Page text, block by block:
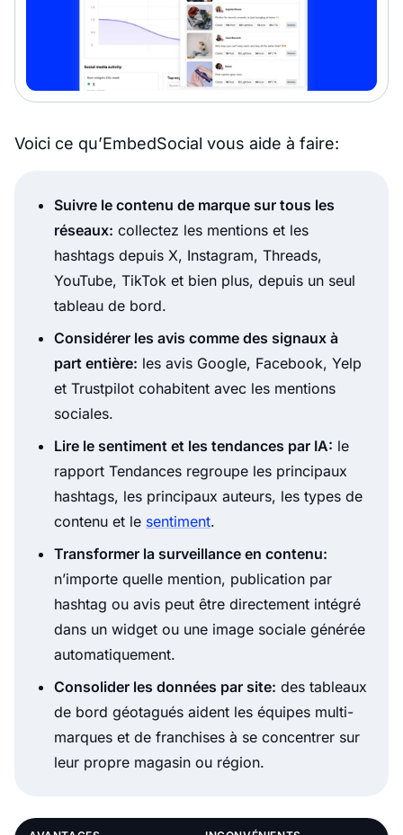
Voici ce qu’EmbedSocial vous aide à faire:
Suivre le contenu de marque sur tous les
réseaux: collectez les mentions et les
hashtags depuis X, Instagram, Threads,
YouTube, TikTok et bien plus, depuis un seul
tableau de bord.
Considérer les avis comme des signaux à
part entière: les avis Google, Facebook, Yelp
et Trustpilot cohabitent avec les mentions
sociales.
Lire le sentiment et les tendances par IA: le
rapport Tendances regroupe les principaux
hashtags, les principaux auteurs, les types de
contenu et le sentiment.
Transformer la surveillance en contenu:
n’importe quelle mention, publication par
hashtag ou avis peut être directement intégré
dans un widget ou une image sociale générée
automatiquement.
Consolider les données par site: des tableaux
de bord géotagués aident les équipes multi-
marques et de franchises à se concentrer sur
leur propre magasin ou région.